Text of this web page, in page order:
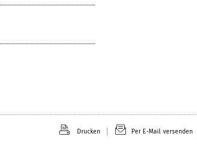
Drucken Per E-Mail versenden